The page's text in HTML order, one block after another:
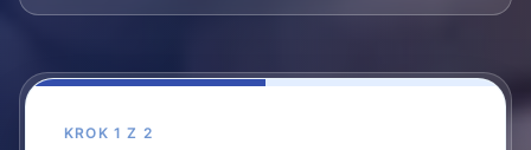
KROK 1 Z 2